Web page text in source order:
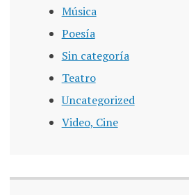
Música
Poesía
Sin categoría
Teatro
Uncategorized
Video, Cine